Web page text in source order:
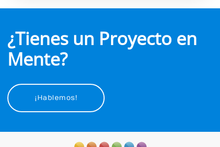
¿Tienes un Proyecto en
Mente?
¡Hablemos!